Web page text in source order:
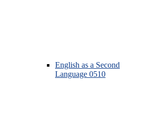
English as a Second
Language 0510